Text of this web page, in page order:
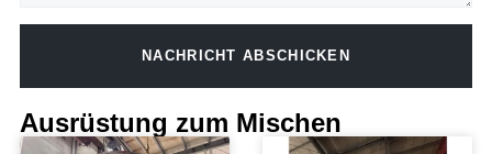
NACHRICHT ABSCHICKEN
Ausrüstung zum Mischen